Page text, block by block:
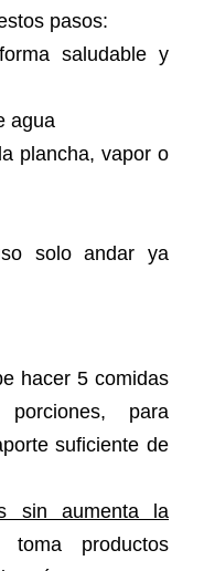
pasos:
saludable y
agua
plancha, vapor o
solo andar ya
hacer 5 comidas
para
suficiente de
sin aumenta la
productos